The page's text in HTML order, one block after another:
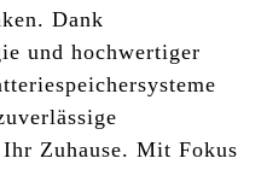
Dank
und hochwertiger
Zuhause. Mit Fokus